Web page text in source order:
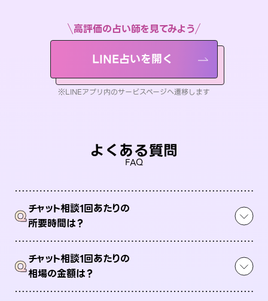
高評価の占い師を見てみよう
LINE占いを開く
※LINEアプリ内のサービスページへ遷移します
よくある質問
FAQ
Qチャット相談1回あたりの
所要時間は？
Qチャット相談1回あたりの
相場の金額は？